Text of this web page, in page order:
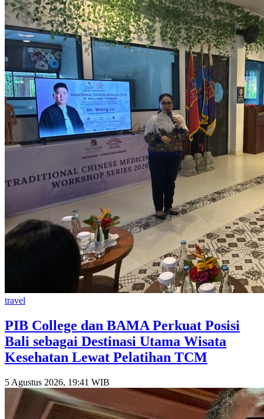
travel
PIB College dan BAMA Perkuat Posisi
Bali sebagai Destinasi Utama Wisata
Kesehatan Lewat Pelatihan TCM
5 Agustus 2026, 19:41 WIB